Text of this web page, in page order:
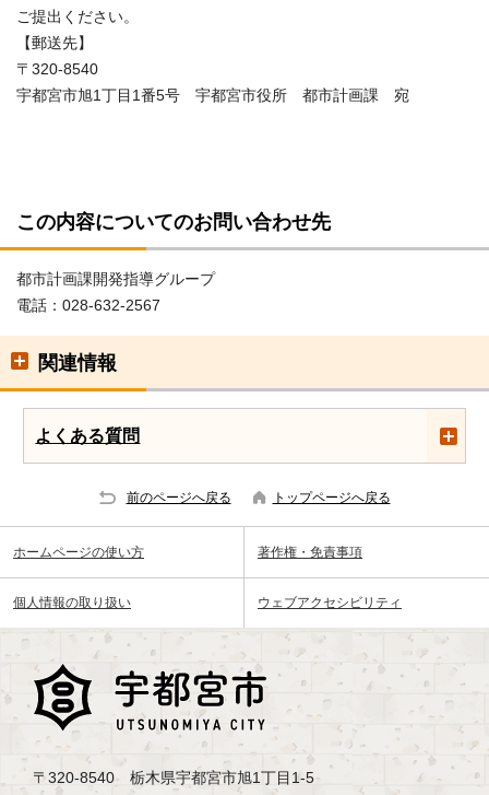
ご提出ください。
【郵送先】
〒320-8540
宇都宮市旭1丁目1番5号 宇都宮市役所 都市計画課 宛
この内容についてのお問い合わせ先
都市計画課開発指導グループ
電話：028-632-2567
関連情報
よくある質問
前のページへ戻る トップページへ戻る
ホームページの使い方 著作権・免責事項
個人情報の取り扱い ウェブアクセシビリティ
〒320-8540 栃木県宇都宮市旭1丁目1-5